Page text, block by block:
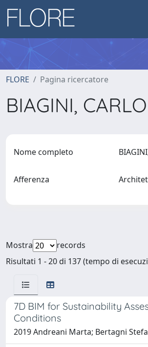
FLORE Pagina ricercatore
BIAGINI, CARLO
Nome completo
Afferenza
Mostra
records
Risultati 1 - 20 di 137 (tempo di
7D BIM for Sustainability
Conditions
2019 Andreani Marta; Bertagni